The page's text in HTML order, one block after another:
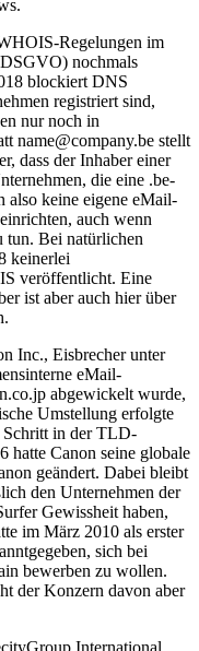
Regelungen im
nochmals
blockiert DNS
registriert sind,
nur noch in
name@company.be stellt
dass der Inhaber einer
die eine .be-
also keine eigene eMail-
auch wenn
tun. Bei natürlichen
keinerlei
veröffentlicht. Eine
ist aber auch hier über
Inc., Eisbrecher unter
eMail-
abgewickelt wurde,
Umstellung erfolgte
Schritt in der TLD-
hatte Canon seine globale
geändert. Dabei bleibt
den Unternehmen der
Gewissheit haben,
im März 2010 als erster
sich bei
bewerben zu wollen.
der Konzern davon aber